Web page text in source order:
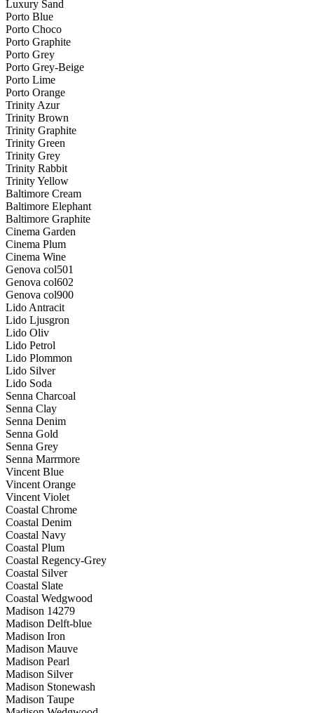
Luxury Sand
Porto Blue
Porto Choco
Porto Graphite
Porto Grey
Porto Grey-Beige
Porto Lime
Porto Orange
Trinity Azur
Trinity Brown
Trinity Graphite
Trinity Green
Trinity Grey
Trinity Rabbit
Trinity Yellow
Baltimore Cream
Baltimore Elephant
Baltimore Graphite
Cinema Garden
Cinema Plum
Cinema Wine
Genova col501
Genova col602
Genova col900
Lido Antracit
Lido Ljusgron
Lido Oliv
Lido Petrol
Lido Plommon
Lido Silver
Lido Soda
Senna Charcoal
Senna Clay
Senna Denim
Senna Gold
Senna Grey
Senna Marrmore
Vincent Blue
Vincent Orange
Vincent Violet
Coastal Chrome
Coastal Denim
Coastal Navy
Coastal Plum
Coastal Regency-Grey
Coastal Silver
Coastal Slate
Coastal Wedgwood
Madison 14279
Madison Delft-blue
Madison Iron
Madison Mauve
Madison Pearl
Madison Silver
Madison Stonewash
Madison Taupe